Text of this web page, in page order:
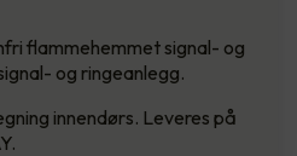
flammehemmet signal- og
og ringeanlegg.
innendørs. Leveres på